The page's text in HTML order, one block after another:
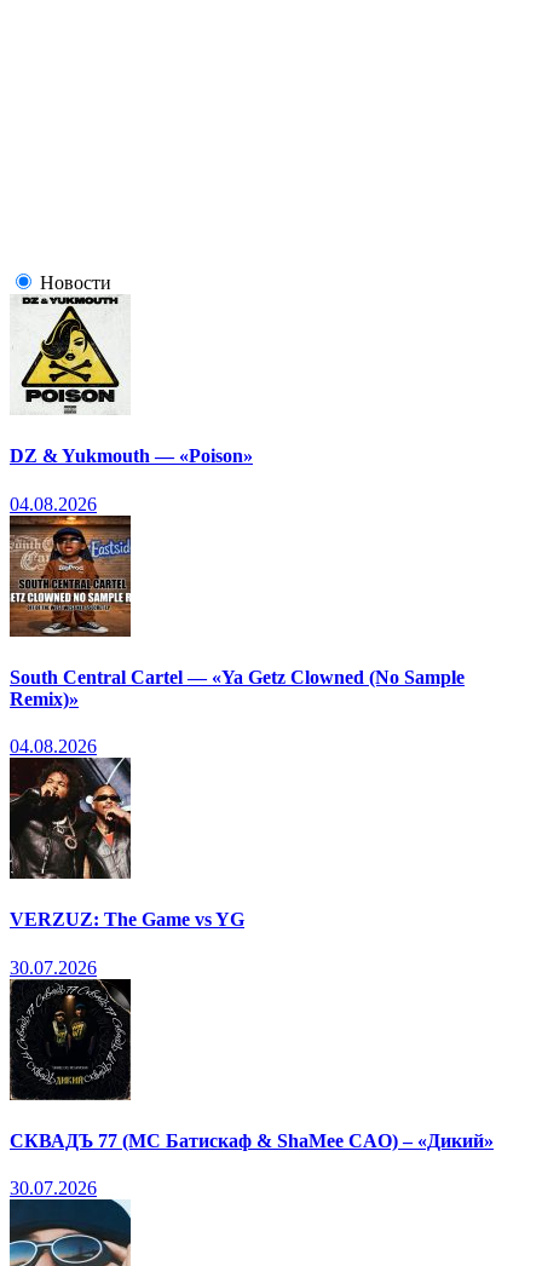
Новости
DZ & Yukmouth — «Poison»
04.08.2026
South Central Cartel — «Ya Getz Clowned (No Sample
Remix)»
04.08.2026
VERZUZ: The Game vs YG
30.07.2026
СКВАДЪ 77 (МС Батискаф & ShaMee CAO) – «Дикий»
30.07.2026